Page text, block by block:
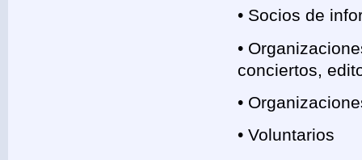
• Socios de
•
conciertos,
•
• Voluntarios